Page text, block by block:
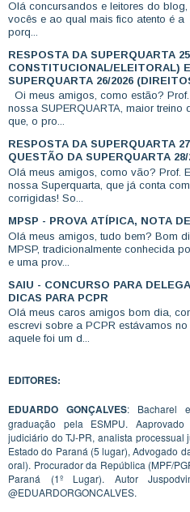
Olá concursandos e leitores do
vocês e ao qual mais fico atento é
porq...
RESPOSTA DA SUPERQUARTA
CONSTITUCIONAL/ELEITORAL)
SUPERQUARTA 26/2026
Oi meus amigos, como estão?
nossa SUPERQUARTA, maior
que, o pro...
RESPOSTA DA SUPERQUARTA
QUESTÃO DA SUPERQUARTA
Olá meus amigos, como vão? Prof.
nossa Superquarta, que já conta
corrigidas! So...
MPSP - PROVA ATÍPICA, NOTA
Olá meus amigos, tudo bem? Bom
MPSP, tradicionalmente conhecida
e uma prov...
SAIU - CONCURSO PARA
DICAS PARA PCPR
Olá meus caros amigos bom dia,
escrevi sobre a PCPR estávamos
aquele foi um d...
EDITORES:
EDUARDO GONÇALVES: Bacharel
graduação pela ESMPU.
judiciário do TJ-PR, analista
Estado do Paraná (5 lugar), Advogado
oral). Procurador da República (MPF/
Paraná (1º Lugar). Autor
@EDUARDORGONCALVES.